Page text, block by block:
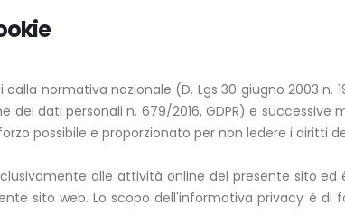
normativa nazionale (D. Lgs 30 giugno 2003
dei dati personali n. 679/2016, GDPR) e
possibile e proporzionato per non ledere i diritti
alle attività online del presente sito
sito web. Lo scopo dell'informativa privacy è